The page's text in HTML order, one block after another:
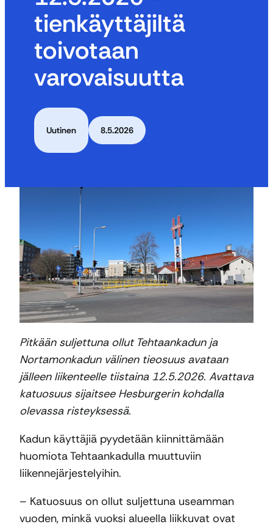
tienkäyttäjiltä
toivotaan
varovaisuutta
Uutinen 8.5.2026
Pitkään suljettuna ollut Tehtaankadun ja
Nortamonkadun välinen tieosuus avataan
jälleen liikenteelle tiistaina 12.5.2026. Avattava
katuosuus sijaitsee Hesburgerin kohdalla
olevassa risteyksessä.
Kadun käyttäjiä pyydetään kiinnittämään
huomiota Tehtaankadulla muuttuviin
liikennejärjestelyihin.
– Katuosuus on ollut suljettuna useamman
vuoden, minkä vuoksi alueella liikkuvat ovat